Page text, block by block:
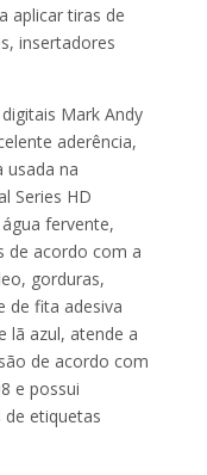
aplicar tiras de
insertadores
Mark Andy
aderência,
usada na
Series HD
fervente,
de acordo com a
gorduras,
de fita adesiva
lã azul, atende a
de acordo com
e possui
de etiquetas